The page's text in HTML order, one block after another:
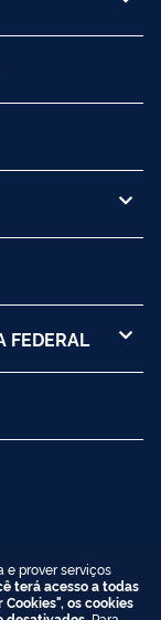
FEDERAL
e prover serviços
terá acesso a todas
os cookies